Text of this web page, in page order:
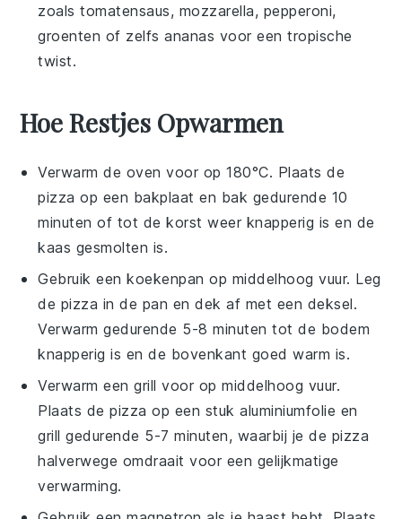
zoalstomatensaus, mozzarella, pepperoni,
groenten of zelfsananas voor een tropische
twist.
Hoe Restjes Opwarmen
Verwarm de oven voor op 180°C. Plaats de
pizza op een bakplaat en bak gedurende 10
minuten of tot de korst weer knapperig is en de
kaas gesmolten is.
Gebruik een koekenpan op middelhoog vuur. Leg
de pizza in de pan en dek af met een deksel.
Verwarm gedurende 5-8 minuten tot de bodem
knapperig is en de bovenkant goed warm is.
Verwarm een grill voor op middelhoog vuur.
Plaats depizza op een stuk aluminiumfolie en
grill gedurende 5-7 minuten, waarbij je de pizza
halverwege omdraait voor een gelijkmatige
verwarming.